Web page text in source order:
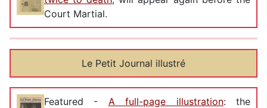
Court Martial.
Le Petit Journal illustré
Featured - A full-page illustration: the